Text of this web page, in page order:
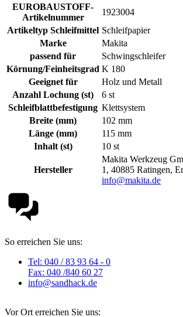
EUROBAUSTOFF-
Artikelnummer
1923004
Artikeltyp Schleifmittel Schleifpapier
Marke
Makita
passend für
Schwingschleifer
Körnung/Feinheitsgrad K 180
Geeignet für
Holz und Metall
Anzahl Lochung (st)
6 st
Schleifblattbefestigung Klettsystem
Breite (mm)
102 mm
Länge (mm)
115 mm
Inhalt (st)
10 st
Hersteller
Makita Werkzeug
1, 40885 Ratingen,
info@makita.de
So erreichen Sie uns:
Tel: 040 / 83 93 64 - 0
Fax: 040 /840 60 27
info@sandhack.de
Vor Ort erreichen Sie uns: